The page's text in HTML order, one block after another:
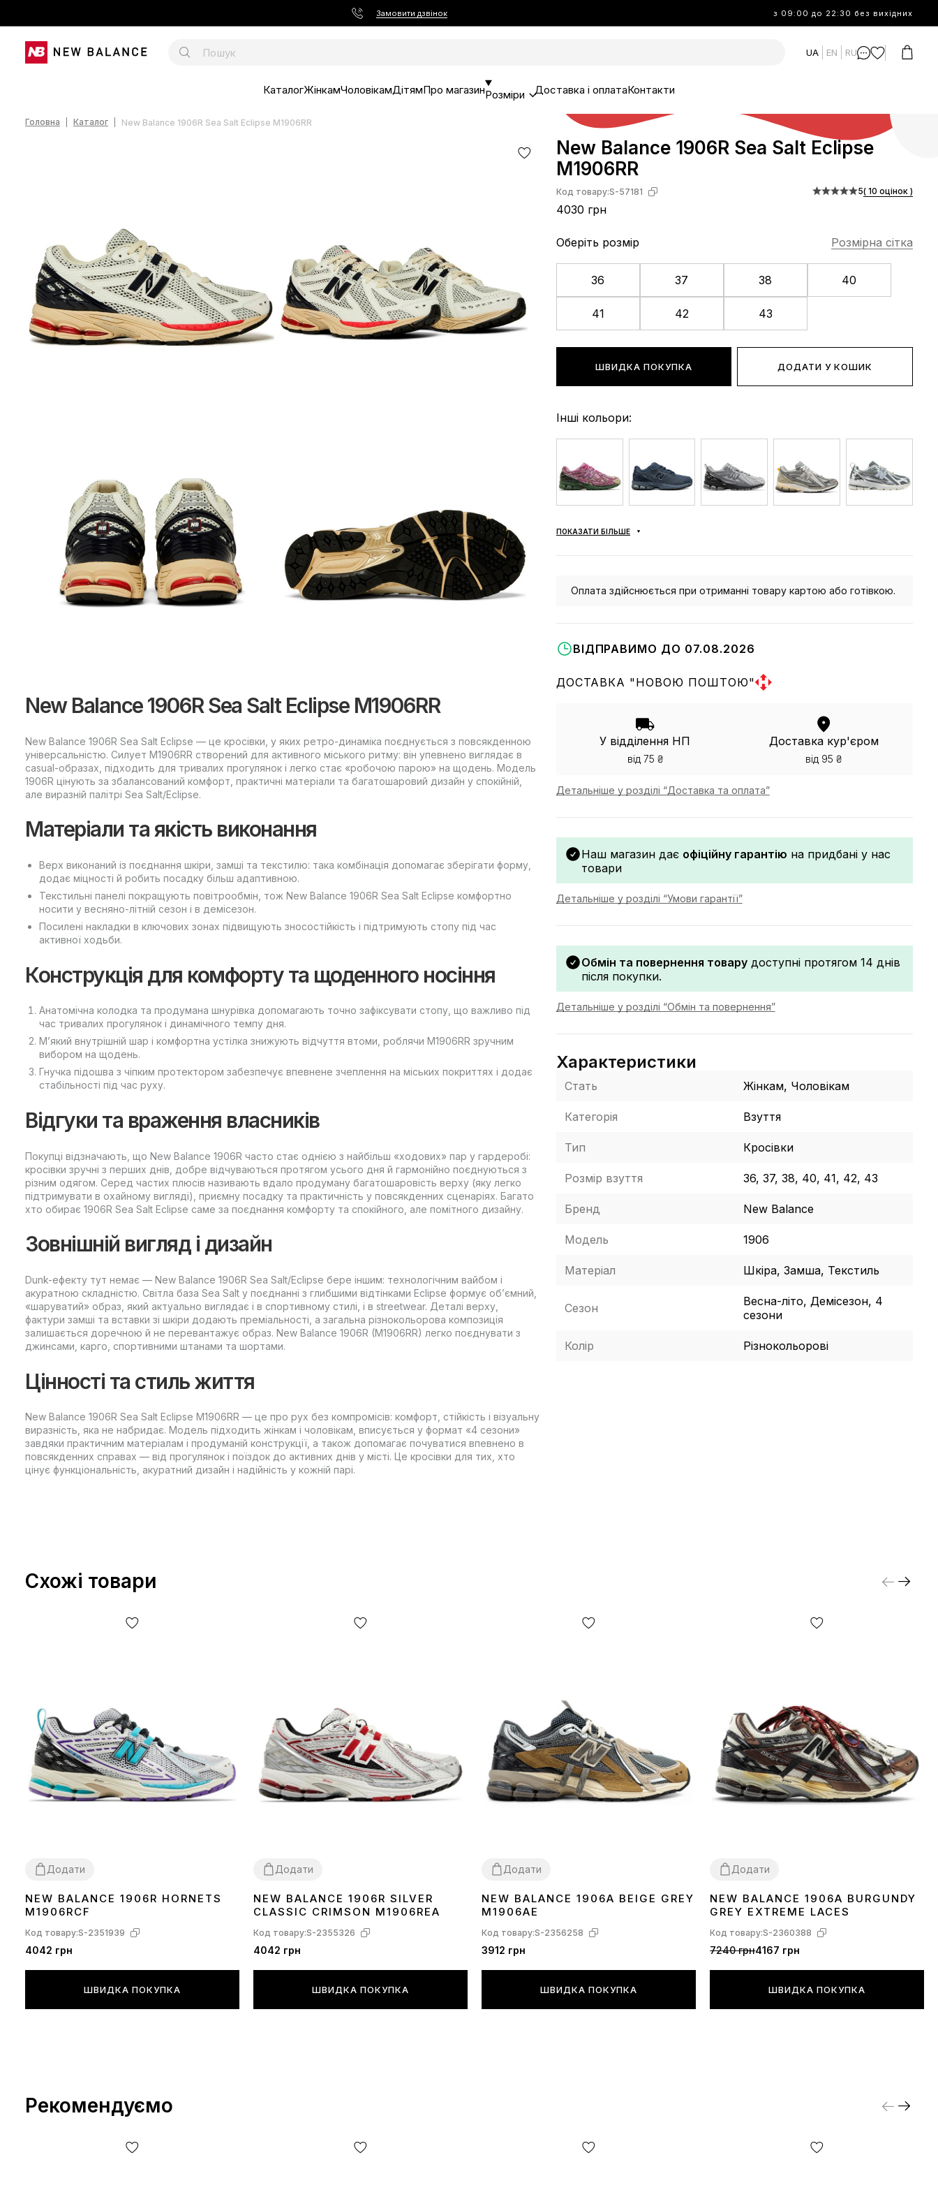
Замовити дзвінок з 09:00 до 22:30 без вихідних
UA EN RU
КаталогЖінкамЧоловікамДітямПро магазинРозміри Доставка і оплатаКонтакти
Головна Каталог New Balance 1906R Sea Salt Eclipse M1906RR
New Balance 1906R Sea Salt Eclipse M1906RR
New Balance 1906R Sea Salt Eclipse — це кросівки, у яких ретро-динаміка поєднується з повсякденною
універсальністю. Силует M1906RR створений для активного міського ритму: він упевнено виглядає в
casual-образах, підходить для тривалих прогулянок і легко стає «робочою парою» на щодень. Модель
1906R цінують за збалансований комфорт, практичні матеріали та багатошаровий дизайн у спокійній,
але виразній палітрі Sea Salt/Eclipse.
Матеріали та якість виконання
Верх виконаний із поєднання шкіри, замші та текстилю: така комбінація допомагає зберігати форму,
додає міцності й робить посадку більш адаптивною.
Текстильні панелі покращують повітрообмін, тож New Balance 1906R Sea Salt Eclipse комфортно
носити у весняно-літній сезон і в демісезон.
Посилені накладки в ключових зонах підвищують зносостійкість і підтримують стопу під час
активної ходьби.
Конструкція для комфорту та щоденного носіння
Анатомічна колодка та продумана шнурівка допомагають точно зафіксувати стопу, що важливо під
час тривалих прогулянок і динамічного темпу дня.
М’який внутрішній шар і комфортна устілка знижують відчуття втоми, роблячи M1906RR зручним
вибором на щодень.
Гнучка підошва з чіпким протектором забезпечує впевнене зчеплення на міських покриттях і додає
стабільності під час руху.
Відгуки та враження власників
Покупці відзначають, що New Balance 1906R часто стає однією з найбільш «ходових» пар у гардеробі:
кросівки зручні з перших днів, добре відчуваються протягом усього дня й гармонійно поєднуються з
різним одягом. Серед частих плюсів називають вдало продуману багатошаровість верху (яку легко
підтримувати в охайному вигляді), приємну посадку та практичність у повсякденних сценаріях. Багато
хто обирає 1906R Sea Salt Eclipse саме за поєднання комфорту та спокійного, але помітного дизайну.
Зовнішній вигляд і дизайн
Dunk-ефекту тут немає — New Balance 1906R Sea Salt/Eclipse бере іншим: технологічним вайбом і
акуратною складністю. Світла база Sea Salt у поєднанні з глибшими відтінками Eclipse формує об’ємний,
«шаруватий» образ, який актуально виглядає і в спортивному стилі, і в streetwear. Деталі верху,
фактури замші та вставки зі шкіри додають преміальності, а загальна різнокольорова композиція
залишається доречною й не перевантажує образ. New Balance 1906R (M1906RR) легко поєднувати з
джинсами, карго, спортивними штанами та шортами.
Цінності та стиль життя
New Balance 1906R Sea Salt Eclipse M1906RR — це про рух без компромісів: комфорт, стійкість і візуальну
виразність, яка не набридає. Модель підходить жінкам і чоловікам, вписується у формат «4 сезони»
завдяки практичним матеріалам і продуманій конструкції, а також допомагає почуватися впевнено в
повсякденних справах — від прогулянок і поїздок до активних днів у місті. Це кросівки для тих, хто
цінує функціональність, акуратний дизайн і надійність у кожній парі.
New Balance 1906R Sea Salt Eclipse
M1906RR
Код товару:S-57181
4030 грн
5( 10 оцінок )
Оберіть розмір Розмірна сітка
36 37 38 40
41 42 43
ШВИДКА ПОКУПКА ДОДАТИ У КОШИК
Інші кольори:
ПОКАЗАТИ БІЛЬШЕ
Оплата здійснюється при отриманні товару картою або готівкою.
ВІДПРАВИМО ДО 07.08.2026
ДОСТАВКА "НОВОЮ ПОШТОЮ"
У відділення НП
від 75 ₴
Доставка кур'єром
від 95 ₴
Детальніше у розділі “Доставка та оплата”
Наш магазин дає офіційну гарантію на придбані у нас
товари
Детальніше у розділі “Умови гарантії”
Обмін та повернення товарудоступні протягом 14 днів
після покупки.
Детальніше у розділі “Обмін та повернення”
Характеристики
Стать Жінкам, Чоловікам
Категорія Взуття
Тип Кросівки
Розмір взуття 36, 37, 38, 40, 41, 42, 43
Бренд New Balance
Модель 1906
Матеріал Шкіра, Замша, Текстиль
Сезон
Весна-літо, Демісезон, 4
сезони
Колір Різнокольорові
Схожі товари
Додати
4041 4245
NEW BALANCE 1906R HORNETS
M1906RCF
Код товару:S-2351939
4042 грн
ШВИДКА ПОКУПКА
Додати
4145
NEW BALANCE 1906R SILVER
CLASSIC CRIMSON M1906REA
Код товару:S-2355326
4042 грн
ШВИДКА ПОКУПКА
Додати
4142 434445
NEW BALANCE 1906A BEIGE GREY
M1906AE
Код товару:S-2356258
3912 грн
ШВИДКА ПОКУПКА
Додати
3637 3839404142 4344 45
NEW BALANCE 1906A BURGUNDY
GREY EXTREME LACES
Код товару:S-2360388
7240 грн4167 грн
ШВИДКА ПОКУПКА
Рекомендуємо